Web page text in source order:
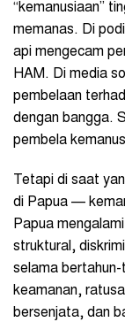
“kemanusiaan”
memanas. Di
api mengecam
HAM. Di media
pembelaan
dengan bangga.
pembela
Tetapi di saat
di Papua —
Papua
struktural,
selama bertahun-
keamanan,
bersenjata, dan